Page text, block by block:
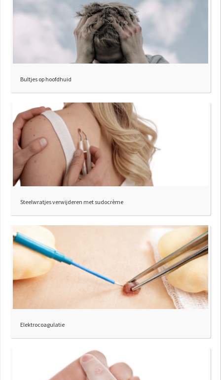
Bultjes op hoofdhuid
Steelwratjes verwijderen met sudocrème
Elektrocoagulatie